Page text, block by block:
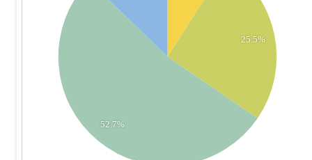
25.5%
52.7%